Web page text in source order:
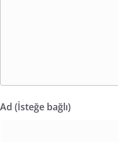
Ad (İsteğe bağlı)